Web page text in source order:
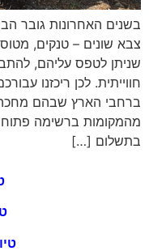
בשנים האחרונות גובר
צבא שונים – טנקים,
שניתן לטפס עליהם,
חווייתית. לכן ריכזנו
ברחבי הארץ שבהם
מהמקומות ברשימה
בתשלום […]